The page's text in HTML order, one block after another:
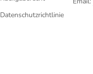
Datenschutzrichtlinie